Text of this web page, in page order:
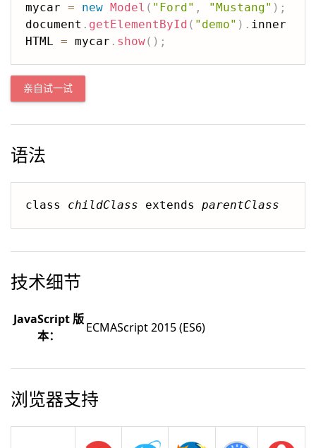
mycar = new Model ( "Ford" , "Mustang" ) ;
document . getElementById ( "demo" ) . inner
HTML = mycar . show( ) ;
亲自试一试
语法
class childClass extends parentClass
技术细节
JavaScript 版
本：
ECMAScript 2015 (ES6)
浏览器支持